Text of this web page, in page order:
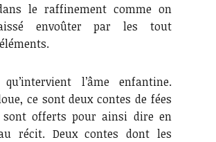
le raffinement comme on
envoûter par les tout
l’âme enfantine.
ce sont deux contes de fées
offerts pour ainsi dire en
récit. Deux contes dont les